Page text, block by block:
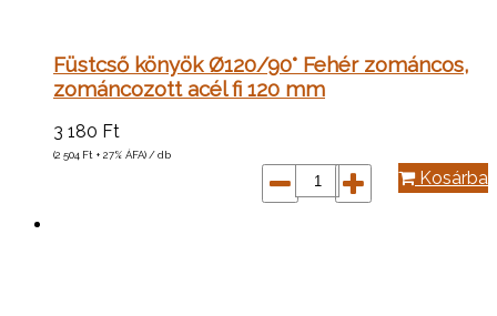
Füstcső könyök Ø120/90° Fehér zománcos,
zománcozott acél fi 120 mm
3 180 Ft
(2 504 Ft + 27% ÁFA) / db
Kosárba